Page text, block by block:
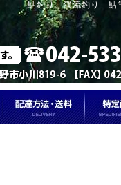
鮎釣り、渓流釣り 鮎